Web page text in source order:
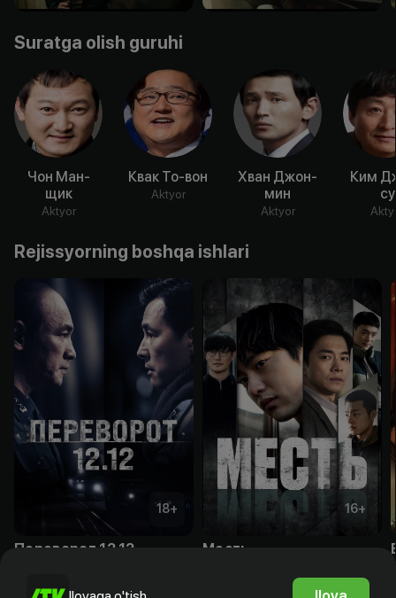
Suratga olish guruhi
Чон Ман-
щик
Aktyor
Квак То-вон
Aktyor
Хван Джон-
мин
Aktyor
Ким
су
Rejissyorning boshqa ishlari
18+
Переворот 12.12
16+
Месть